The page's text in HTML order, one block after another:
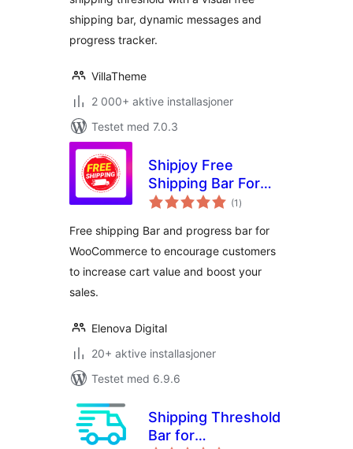
shipping bar, dynamic messages and
progress tracker.
VillaTheme
2 000+ aktive installasjoner
Testet med 7.0.3
Shipjoy Free
Shipping Bar For
WooCommerce
(1 totale
vurderinger
)
Free shipping Bar and progress bar for
WooCommerce to encourage customers
to increase cart value and boost your
sales.
Elenova Digital
20+ aktive installasjoner
Testet med 6.9.6
Shipping Threshold
Bar for